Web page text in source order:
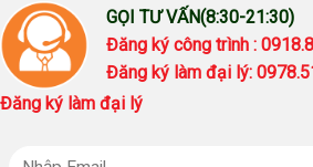
GỌI TƯ VẤN(8:30-21:30)
Đăng ký công trình :
Đăng ký làm đại lý:
Đăng ký làm đại lý